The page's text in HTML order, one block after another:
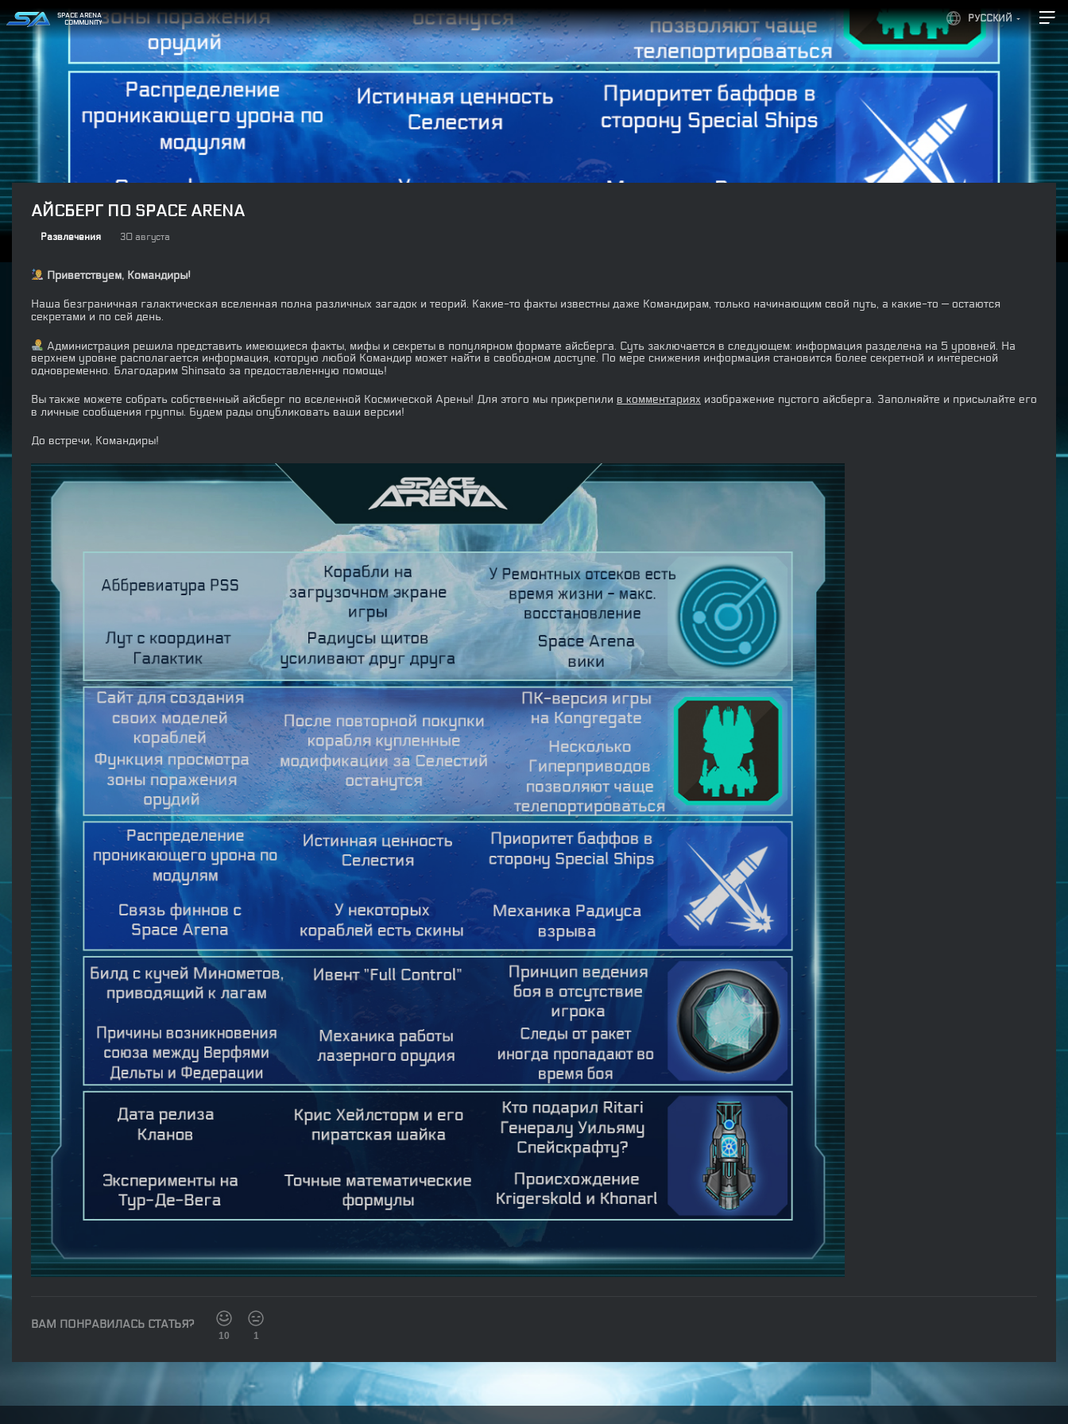
РУССКИЙ
SPACE ARENA
COMMUNITY
АЙСБЕРГ ПО SPACE ARENA
Развлечения 30 августа
Приветствуем, Командиры!
Наша безграничная галактическая вселенная полна различных загадок и теорий. Какие-то факты известны даже Командирам, только начинающим свой путь, а какие-то — остаются
секретами и по сей день.
Администрация решила представить имеющиеся факты, мифы и секреты в популярном формате айсберга. Суть заключается в следующем: информация разделена на 5 уровней. На
верхнем уровне располагается информация, которую любой Командир может найти в свободном доступе. По мере снижения информация становится более секретной и интересной
одновременно. Благодарим Shinsato за предоставленную помощь!
Вы также можете собрать собственный айсберг по вселенной Космической Арены! Для этого мы прикрепили в комментариях изображение пустого айсберга. Заполняйте и присылайте его
в личные сообщения группы. Будем рады опубликовать ваши версии!
До встречи, Командиры!
ВАМ ПОНРАВИЛАСЬ СТАТЬЯ?
10 1